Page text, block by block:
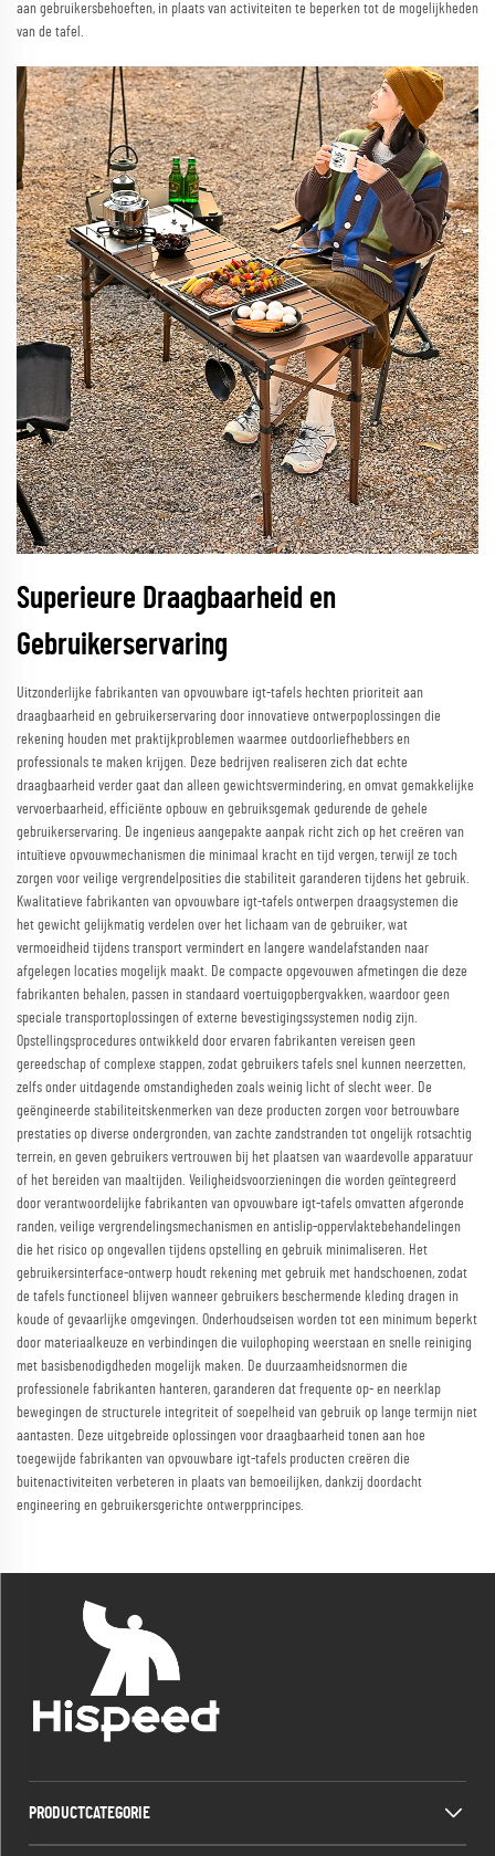
aan gebruikersbehoeften, in plaats van activiteiten te beperken tot de mogelijkheden
van de tafel.
Superieure Draagbaarheid en
Gebruikerservaring
Uitzonderlijke fabrikanten van opvouwbare igt-tafels hechten prioriteit aan
draagbaarheid en gebruikerservaring door innovatieve ontwerpoplossingen die
rekening houden met praktijkproblemen waarmee outdoorliefhebbers en
professionals te maken krijgen. Deze bedrijven realiseren zich dat echte
draagbaarheid verder gaat dan alleen gewichtsvermindering, en omvat gemakkelijke
vervoerbaarheid, efficiënte opbouw en gebruiksgemak gedurende de gehele
gebruikerservaring. De ingenieus aangepakte aanpak richt zich op het creëren van
intuïtieve opvouwmechanismen die minimaal kracht en tijd vergen, terwijl ze toch
zorgen voor veilige vergrendelposities die stabiliteit garanderen tijdens het gebruik.
Kwalitatieve fabrikanten van opvouwbare igt-tafels ontwerpen draagsystemen die
het gewicht gelijkmatig verdelen over het lichaam van de gebruiker, wat
vermoeidheid tijdens transport vermindert en langere wandelafstanden naar
afgelegen locaties mogelijk maakt. De compacte opgevouwen afmetingen die deze
fabrikanten behalen, passen in standaard voertuigopbergvakken, waardoor geen
speciale transportoplossingen of externe bevestigingssystemen nodig zijn.
Opstellingsprocedures ontwikkeld door ervaren fabrikanten vereisen geen
gereedschap of complexe stappen, zodat gebruikers tafels snel kunnen neerzetten,
zelfs onder uitdagende omstandigheden zoals weinig licht of slecht weer. De
geëngineerde stabiliteitskenmerken van deze producten zorgen voor betrouwbare
prestaties op diverse ondergronden, van zachte zandstranden tot ongelijk rotsachtig
terrein, en geven gebruikers vertrouwen bij het plaatsen van waardevolle apparatuur
of het bereiden van maaltijden. Veiligheidsvoorzieningen die worden geïntegreerd
door verantwoordelijke fabrikanten van opvouwbare igt-tafels omvatten afgeronde
randen, veilige vergrendelingsmechanismen en antislip-oppervlaktebehandelingen
die het risico op ongevallen tijdens opstelling en gebruik minimaliseren. Het
gebruikersinterface-ontwerp houdt rekening met gebruik met handschoenen, zodat
de tafels functioneel blijven wanneer gebruikers beschermende kleding dragen in
koude of gevaarlijke omgevingen. Onderhoudseisen worden tot een minimum beperkt
door materiaalkeuze en verbindingen die vuilophoping weerstaan en snelle reiniging
met basisbenodigdheden mogelijk maken. De duurzaamheidsnormen die
professionele fabrikanten hanteren, garanderen dat frequente op- en neerklap
bewegingen de structurele integriteit of soepelheid van gebruik op lange termijn niet
aantasten. Deze uitgebreide oplossingen voor draagbaarheid tonen aan hoe
toegewijde fabrikanten van opvouwbare igt-tafels producten creëren die
buitenactiviteiten verbeteren in plaats van bemoeilijken, dankzij doordacht
engineering en gebruikersgerichte ontwerpprincipes.
PRODUCTCATEGORIE